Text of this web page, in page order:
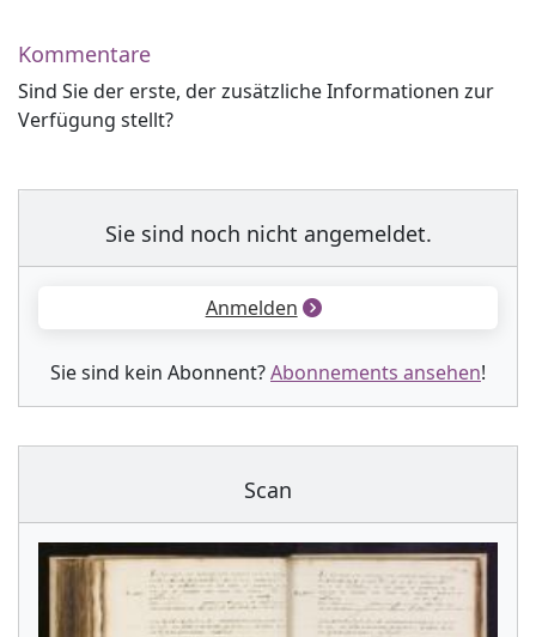
Kommentare
Sind Sie der erste, der zusätzliche Informationen zur
Verfügung stellt?
Sie sind noch nicht angemeldet.
Anmelden
Sie sind kein Abonnent?Abonnements ansehen!
Scan